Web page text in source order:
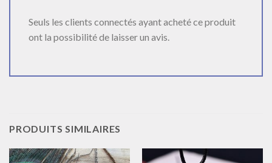
Seuls les clients connectés ayant acheté ce produit
ont la possibilité de laisser un avis.
PRODUITS SIMILAIRES